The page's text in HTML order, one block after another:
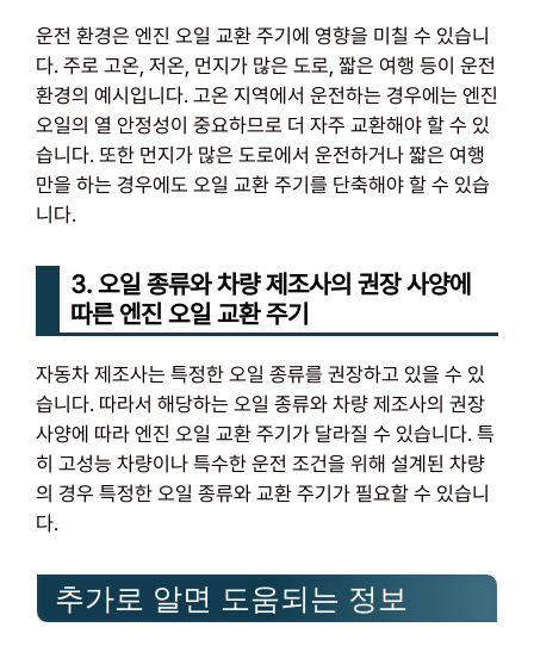
운전 환경은 엔진 오일 교환 주기에 영향을 미칠 수 있습니
다. 주로 고온, 저온, 먼지가 많은 도로, 짧은 여행 등이 운전
환경의 예시입니다. 고온 지역에서 운전하는 경우에는 엔진
오일의 열 안정성이 중요하므로 더 자주 교환해야 할 수 있
습니다. 또한 먼지가 많은 도로에서 운전하거나 짧은 여행
만을 하는 경우에도 오일 교환 주기를 단축해야 할 수 있습
니다.
3. 오일 종류와 차량 제조사의 권장 사양에
따른 엔진 오일 교환 주기
자동차 제조사는 특정한 오일 종류를 권장하고 있을 수 있
습니다. 따라서 해당하는 오일 종류와 차량 제조사의 권장
사양에 따라 엔진 오일 교환 주기가 달라질 수 있습니다. 특
히 고성능 차량이나 특수한 운전 조건을 위해 설계된 차량
의 경우 특정한 오일 종류와 교환 주기가 필요할 수 있습니
다.
추가로 알면 도움되는 정보